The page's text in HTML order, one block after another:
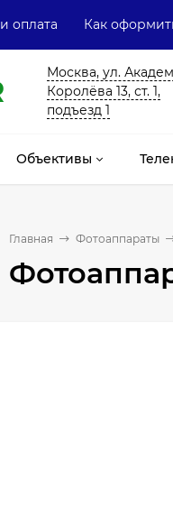
оплата Как
Москва, ул.
Королёва 13, ст. 1,
подъезд 1
Объективы
Главная Фотоаппараты